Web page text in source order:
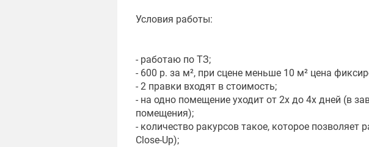
Условия работы:
- работаю по ТЗ;
- 600 р. за м², при сцене меньше 10 м² цена
- 2 правки входят в стоимость;
- на одно помещение уходит от 2х до 4х дней (в
помещения);
- количество ракурсов такое, которое позволяет
Close-Up);